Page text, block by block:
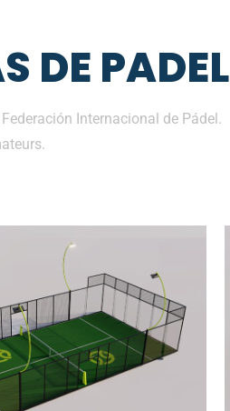
DE PADEL
Internacional de Pádel.